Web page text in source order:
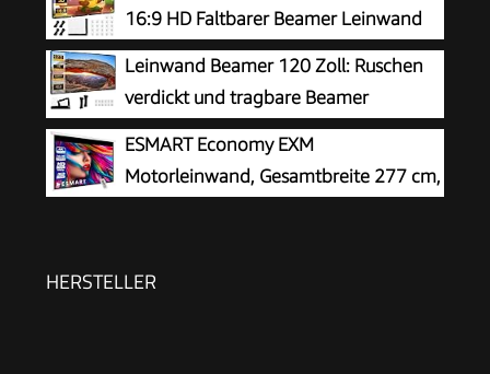
16:9 HD Faltbarer Beamer Leinwand
Einfache Hängende Filmleinwand mit
Haken und Seilen Outdoor Movie
Projektionsleinwand für Heimkino Camping
Leinwand Beamer 120 Zoll: Ruschen
verdickt und tragbare Beamer
Leinwand 265 x 149 cm, 16:9 HD faltbar &
knitterarme Projektionsleinwand für Heimkino,
Garten, Camping, Büro, inkl. Haken & Seile
ESMART Economy EXM
Motorleinwand, Gesamtbreite 277 cm,
HERSTELLER